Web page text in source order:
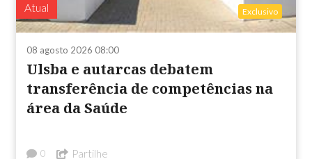
Atual Exclusivo
08 agosto 2026 08:00
Ulsba e autarcas debatem
transferência de competências na
área da Saúde
0 Partilhe